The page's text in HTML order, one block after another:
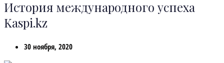
История международного успеха
Kaspi.kz
30 ноября, 2020